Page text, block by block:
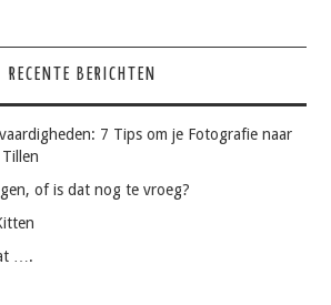
RECENTE BERICHTEN
7 Tips om je Fotografie naar
of is dat nog te vroeg?
….